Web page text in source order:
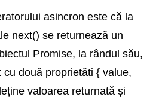
asincron este că la
next() se returnează un
Promise, la rândul său,
două proprietăți { value,
valoarea returnată și